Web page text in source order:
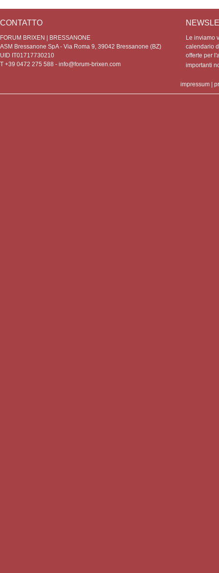
CONTATTO
FORUM BRIXEN | BRESSANONE
ASM Bressanone SpA - Via Roma 9, 39042 Bressanone (BZ)
UID IT01717730210
T +39 0472 275 588 - info@forum-brixen.com
Le inviamo
calendario
offerte per
importanti
impressum